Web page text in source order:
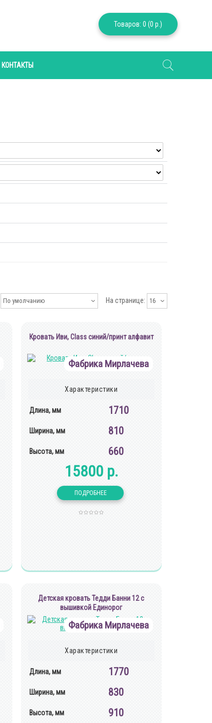
Товаров: 0 (0 р.)
КОНТАКТЫ
На странице: 16
По умолчанию
Кровать Иви, Class синий/принт алфавит
Фабрика Мирлачева
Характеристики
Длина, мм 1710
Ширина, мм 810
Высота, мм 660
15800 р.
Детская кровать Тедди Банни 12 с
вышивкой Единорог
Фабрика Мирлачева
Характеристики
Длина, мм 1770
Ширина, мм 830
Высота, мм 910